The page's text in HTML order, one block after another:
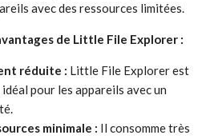
avec des ressources limitées.
de Little File Explorer :
réduite : Little File Explorer est
pour les appareils avec un
minimale : Il consomme très